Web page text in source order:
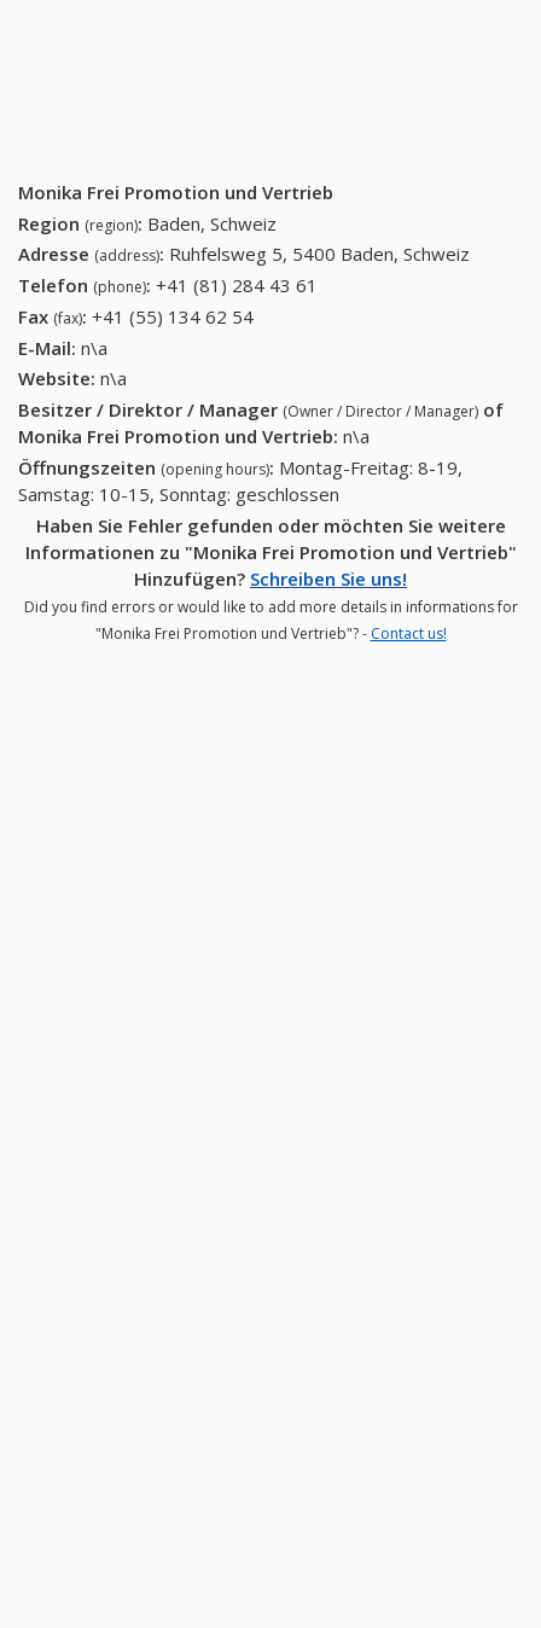
Monika Frei Promotion und Vertrieb
Region (region): Baden, Schweiz
Adresse (address): Ruhfelsweg 5, 5400 Baden, Schweiz
Telefon (phone): +41 (81) 284 43 61
Fax (fax): +41 (55) 134 62 54
E-Mail: n\a
Website: n\a
Besitzer / Direktor / Manager (Owner / Director / Manager) of
Monika Frei Promotion und Vertrieb: n\a
Öffnungszeiten (opening hours): Montag-Freitag: 8-19,
Samstag: 10-15, Sonntag: geschlossen
Haben Sie Fehler gefunden oder möchten Sie weitere
Informationen zu "Monika Frei Promotion und Vertrieb"
Hinzufügen? Schreiben Sie uns!
Did you find errors or would like to add more details in informations for
"Monika Frei Promotion und Vertrieb"? - Contact us!